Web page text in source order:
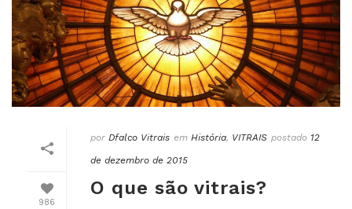
986
por Dfalco Vitrais em História, VITRAIS postado 12
de dezembro de 2015
O que são vitrais?